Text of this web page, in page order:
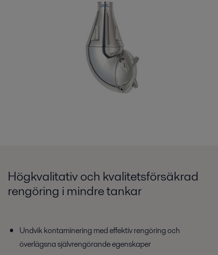
Högkvalitativ och kvalitetsförsäkrad
rengöring i mindre tankar
Undvik kontaminering med effektiv rengöring och
överlägsna självrengörande egenskaper